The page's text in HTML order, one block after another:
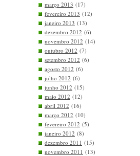
março 2013 (17)
fevereiro 2013 (12)
janeiro 2013 (13)
dezembro 2012 (6)
novembro 2012 (14)
outubro 2012 (7)
setembro 2012 (6)
agosto 2012 (6)
julho 2012 (6)
junho 2012 (15)
maio 2012 (12)
abril 2012 (16)
março 2012 (10)
fevereiro 2012 (5)
janeiro 2012 (8)
dezembro 2011 (15)
novembro 2011 (13)